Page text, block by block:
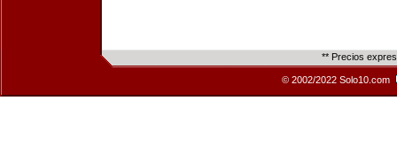
** Precios
© 2002/2022 Solo10.com